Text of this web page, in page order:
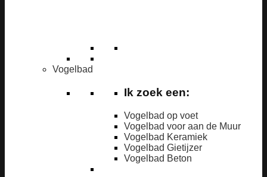
Vogelbad
Ik zoek een:
Vogelbad op voet
Vogelbad voor aan de Muur
Vogelbad Keramiek
Vogelbad Gietijzer
Vogelbad Beton